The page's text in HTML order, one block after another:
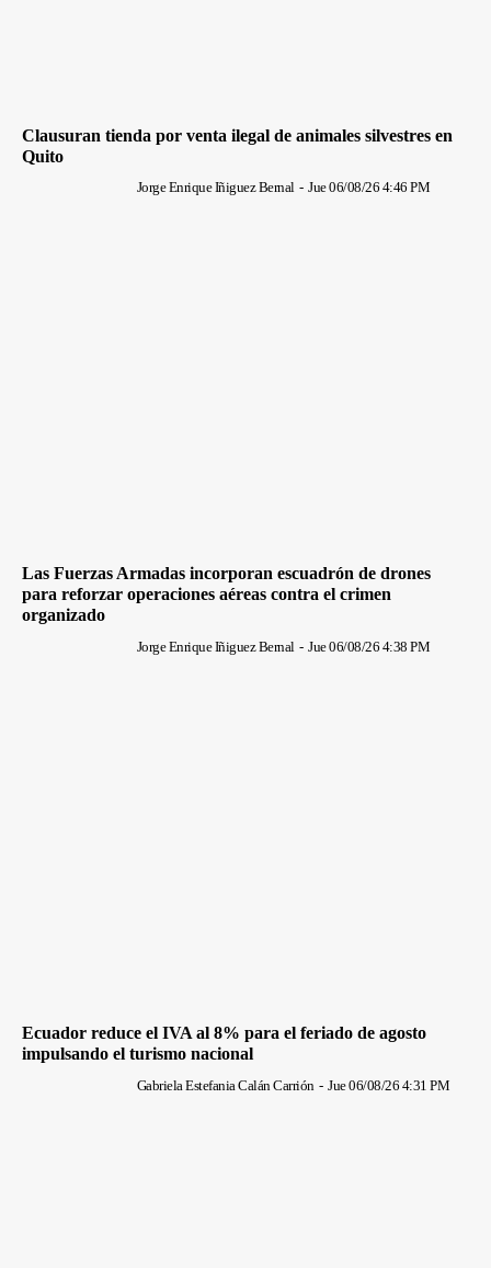
Clausuran tienda por venta ilegal de animales silvestres en
Quito
Jorge Enrique Iñiguez Bernal - Jue 06/08/26 4:46 PM
Las Fuerzas Armadas incorporan escuadrón de drones
para reforzar operaciones aéreas contra el crimen
organizado
Jorge Enrique Iñiguez Bernal - Jue 06/08/26 4:38 PM
Ecuador reduce el IVA al 8% para el feriado de agosto
impulsando el turismo nacional
Gabriela Estefania Calán Carrión - Jue 06/08/26 4:31 PM